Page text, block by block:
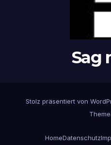
Sag
Stolz präsentiert von
HomeDatenschutz